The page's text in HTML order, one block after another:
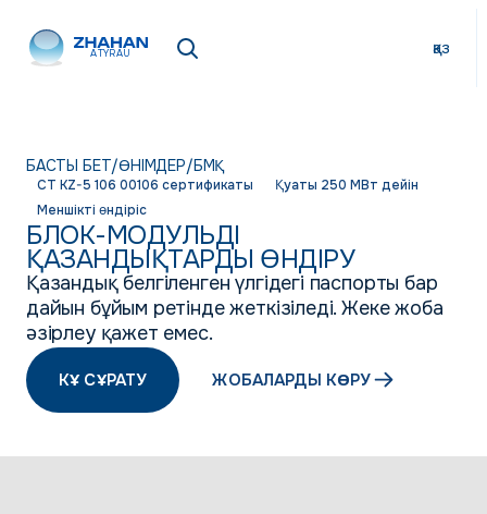
ATYRAU қаз
БАСТЫ БЕТ/ӨНІМДЕР/БМҚ
СТ KZ-5 106 00106 сертификаты
Қуаты 250 МВт дейін
Меншікті өндіріс
БЛОК-МОДУЛЬДІ
ҚАЗАНДЫҚТАРДЫ ӨНДІРУ
Қазандық белгіленген үлгідегі паспорты бар
дайын бұйым ретінде жеткізіледі. Жеке жоба
әзірлеу қажет емес.
КҰ СҰРАТУ ЖОБАЛАРДЫ КӨРУ